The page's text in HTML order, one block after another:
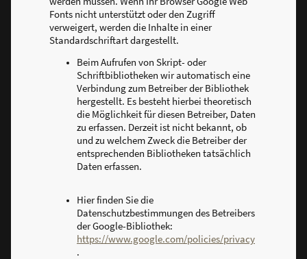
Fonts nicht unterstützt oder den Zugriff
verweigert, werden die Inhalte in einer
Standardschriftart dargestellt.
Beim Aufrufen von Skript- oder
Schriftbibliotheken wir automatisch eine
Verbindung zum Betreiber der Bibliothek
hergestellt. Es besteht hierbei theoretisch
die Möglichkeit für diesen Betreiber, Daten
zu erfassen. Derzeit ist nicht bekannt, ob
und zu welchem Zweck die Betreiber der
entsprechenden Bibliotheken tatsächlich
Daten erfassen.
Hier finden Sie die
Datenschutzbestimmungen des Betreibers
der Google-Bibliothek:
https://www.google.com/policies/privacy
.